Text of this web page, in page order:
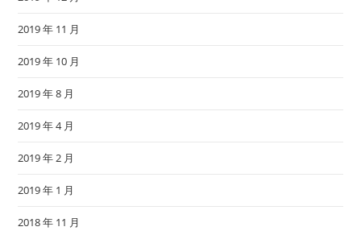
2019 年 11 月
2019 年 10 月
2019 年 8 月
2019 年 4 月
2019 年 2 月
2019 年 1 月
2018 年 11 月